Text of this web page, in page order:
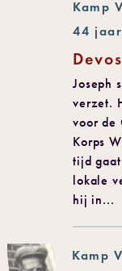
Kamp
44 jaar
Joseph
verzet.
voor de
Korps
tijd
lokale
hij in...
Kamp